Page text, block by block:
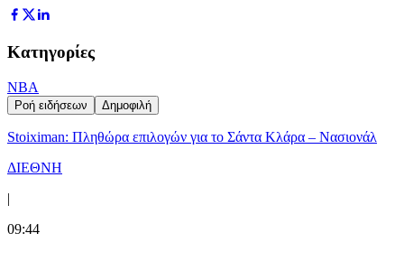
Κατηγορίες
NBA
Ροή ειδήσεων Δημοφιλή
Stoiximan: Πληθώρα επιλογών για το Σάντα Κλάρα – Νασιονάλ
ΔΙΕΘΝΗ
|
09:44